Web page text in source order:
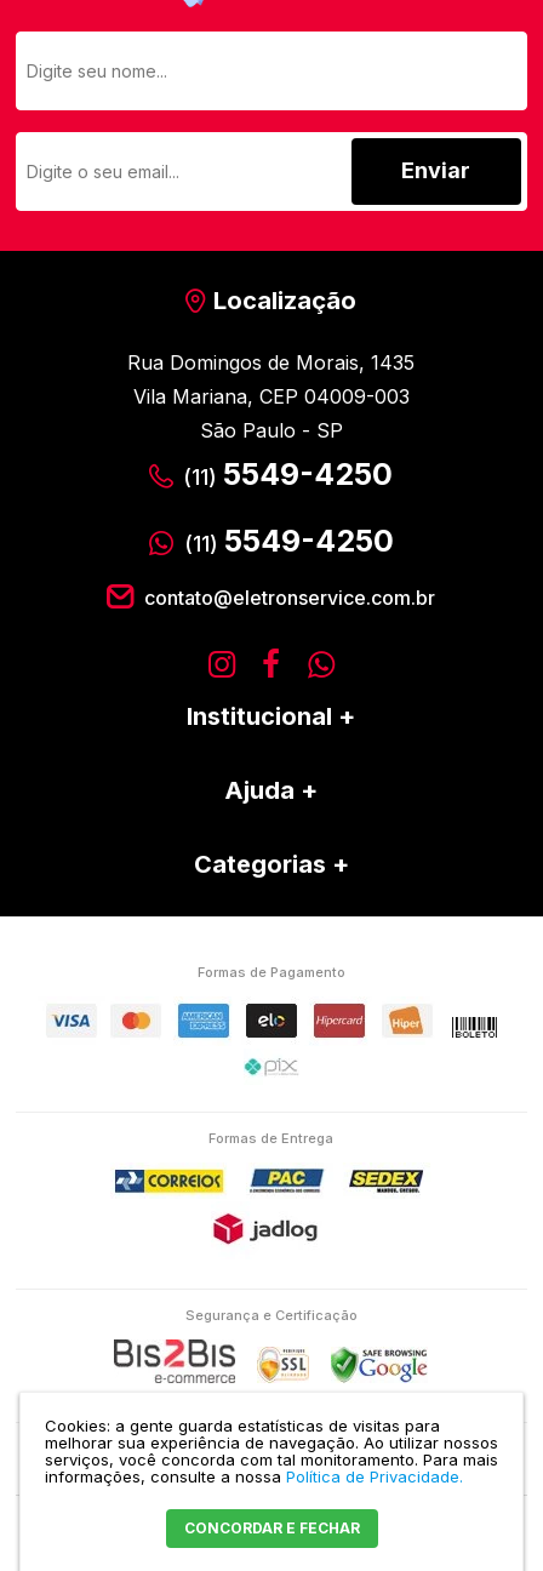
Cookies: a gente guarda estatísticas de visitas para
melhorar sua experiência de navegação. Ao utilizar nossos
serviços, você concorda com tal monitoramento. Para mais
informações, consulte a nossa Política de Privacidade.
CONCORDAR E FECHAR
Enviar
Localização
Rua Domingos de Morais, 1435
Vila Mariana, CEP 04009-003
São Paulo - SP
(11) 5549-4250
(11) 5549-4250
contato@eletronservice.com.br
Institucional
Ajuda
Categorias
Formas de Pagamento
Formas de Entrega
Segurança e Certificação
Eletron Service Comércio e Serviço Ltda | CNPJ: 04.586.463/0001-38 | RUA
DOMINGOS DE MORAIS, 1435 VILA MARIANA SÃO PAULO - SP |Mapa do site
Crie sua loja virtualcom a melhor empresa de e-commerce do Brasil.